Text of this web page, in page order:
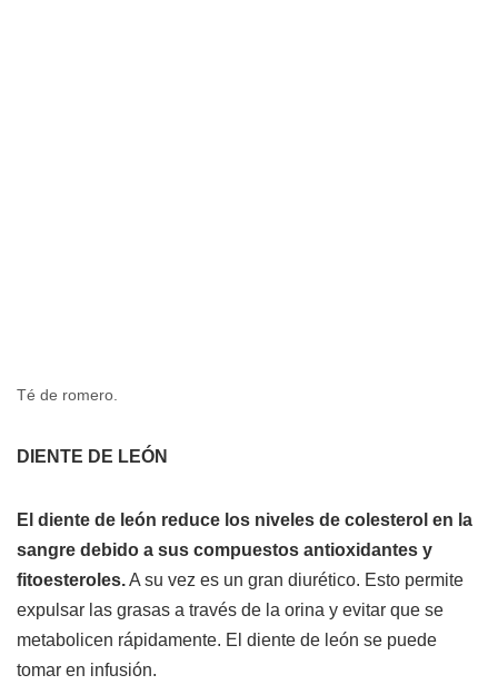
Té de romero.
DIENTE DE LEÓN
El diente de león reduce los niveles de colesterol en la
sangre debido a sus compuestos antioxidantes y
fitoesteroles.A su vez es un gran diurético. Esto permite
expulsar las grasas a través de la orina y evitar que se
metabolicen rápidamente. El diente de león se puede
tomar en infusión.